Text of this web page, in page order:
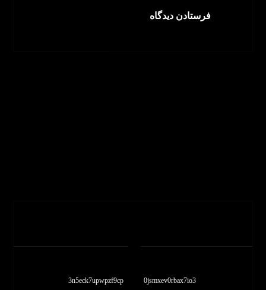
0jsmxev0rbax7io3
3n5eck7upwpzf9cp